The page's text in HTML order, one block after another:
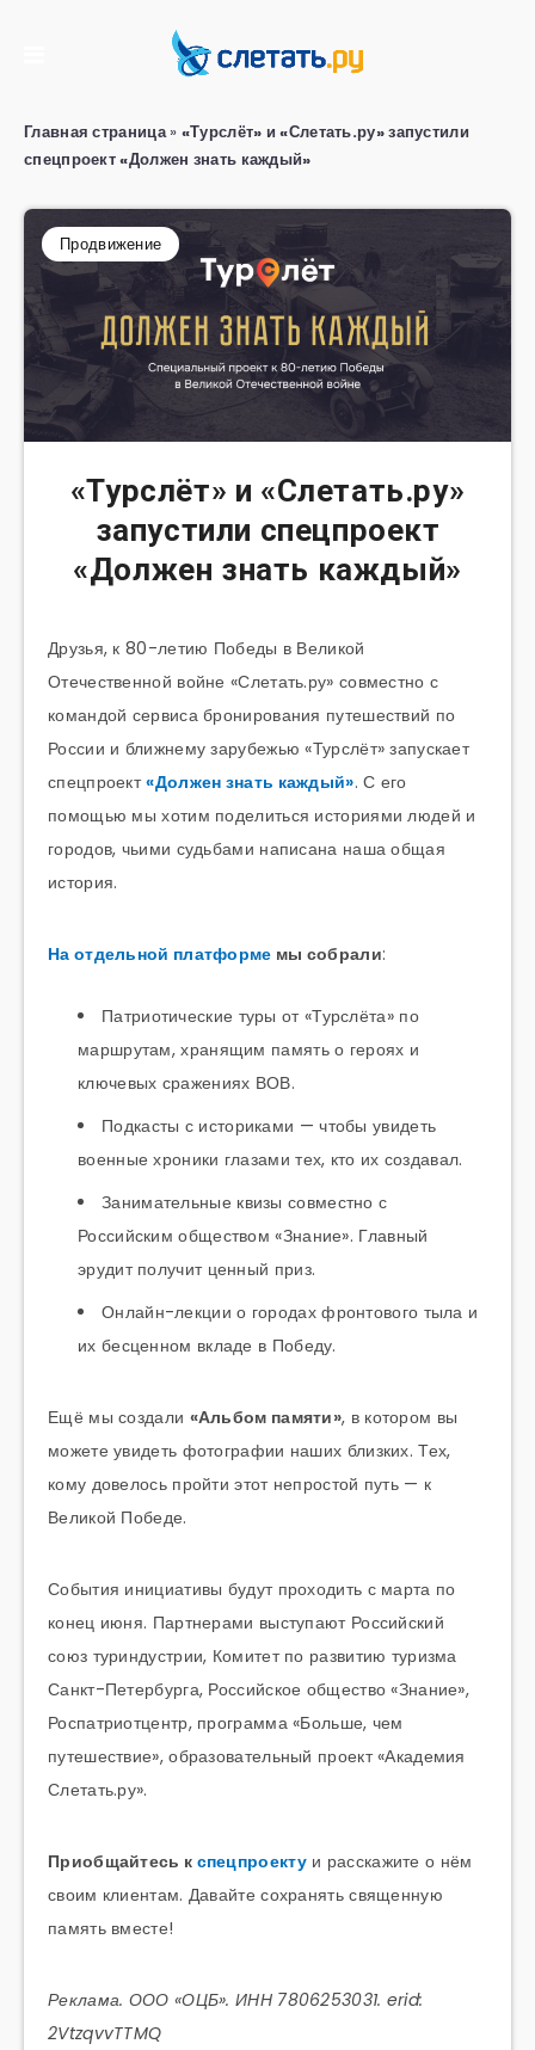
Главная страница» «Турслёт» и «Слетать.ру» запустили
спецпроект «Должен знать каждый»
Продвижение
«Турслёт» и «Слетать.ру»
запустили спецпроект
«Должен знать каждый»
Друзья, к 80-летию Победы в Великой
Отечественной войне «Слетать.ру» совместно с
командой сервиса бронирования путешествий по
России и ближнему зарубежью «Турслёт» запускает
спецпроект«Должен знать каждый». С его
помощью мы хотим поделиться историями людей и
городов, чьими судьбами написана наша общая
история.
На отдельной платформе мы собрали:
Патриотические туры от «Турслёта» по
маршрутам, хранящим память о героях и
ключевых сражениях ВОВ.
Подкасты с историками — чтобы увидеть
военные хроники глазами тех, кто их создавал.
Занимательные квизы совместно с
Российским обществом «Знание». Главный
эрудит получит ценный приз.
Онлайн-лекции о городах фронтового тыла и
их бесценном вкладе в Победу.
Ещё мы создали «Альбом памяти», в котором вы
можете увидеть фотографии наших близких. Тех,
кому довелось пройти этот непростой путь — к
Великой Победе.
События инициативы будут проходить с марта по
конец июня. Партнерами выступают Российский
союз туриндустрии, Комитет по развитию туризма
Санкт-Петербурга, Российское общество «Знание»,
Роспатриотцентр, программа «Больше, чем
путешествие», образовательный проект «Академия
Слетать.ру».
Приобщайтесь к спецпроектуи расскажите о нём
своим клиентам. Давайте сохранять священную
память вместе!
Реклама. ООО «ОЦБ». ИНН 7806253031. erid:
2VtzqvvTTMQ